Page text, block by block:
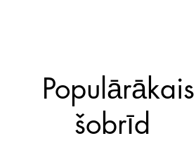
Populārākais
šobrīd